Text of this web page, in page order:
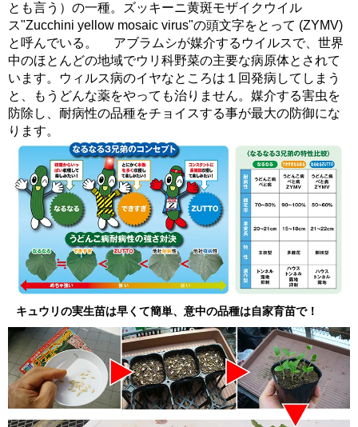
とも言う）の一種。ズッキーニ黄斑モザイクウイル
ス"Zucchini yellow mosaic virus"の頭文字をとって (ZYMV)
と呼んでいる。 アブラムシが媒介するウイルスで、世界
中のほとんどの地域でウリ科野菜の主要な病原体とされて
います。ウィルス病のイヤなところは１回発病してしまう
と、もうどんな薬をやっても治りません。媒介する害虫を
防除し、耐病性の品種をチョイスする事が最大の防御にな
ります。
キュウリの実生苗は早くて簡単、意中の品種は自家育苗で！